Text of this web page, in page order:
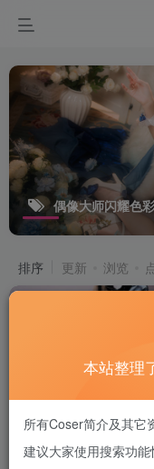
偶像大师闪耀色彩
排序 更新 浏览
星之迟迟樋口円香COS
演绎毒舌女王的高冷与
本站整理
所有Coser简介及其它
建议大家使用搜索功